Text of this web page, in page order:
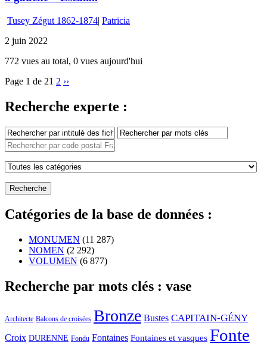
Tusey Zégut 1862-1874| Patricia
2 juin 2022
772 vues au total, 0 vues aujourd'hui
Page 1 de 21 2 ››
Recherche experte :
Catégories de la base de données :
MONUMEN (11 287)
NOMEN (2 292)
VOLUMEN (6 877)
Recherche par mots clés : vase
Architecte Balcons de croisées Bronze Bustes CAPITAIN-GÉNY
Croix DURENNE Fondu Fontaines Fontaines et vasques Fonte